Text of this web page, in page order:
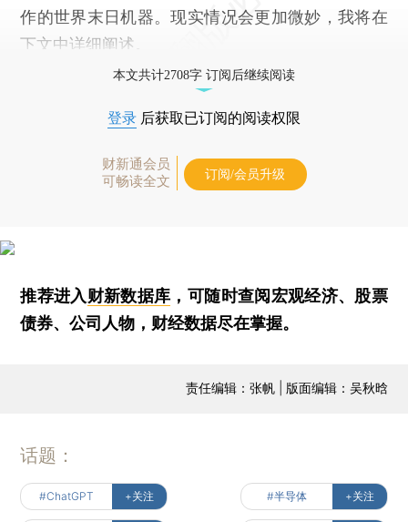
作的世界末日机器。现实情况会更加微妙，我将在
下文中详细阐述。
本文共计2708字 订阅后继续阅读
登录 后获取已订阅的阅读权限
财新通会员
可畅读全文
订阅/会员升级
推荐进入财新数据库 ，可随时查阅宏观经济、股票
债券、公司人物，财经数据尽在掌握。
责任编辑：张帆 | 版面编辑：吴秋晗
话题：
#ChatGPT +关注 #半导体 +关注